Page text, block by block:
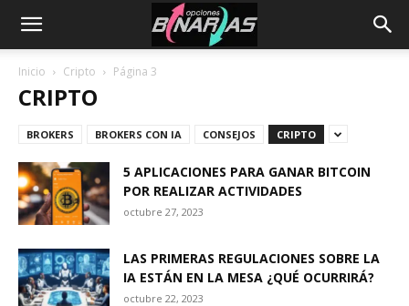
Inicio Cripto Página 3
CRIPTO
BROKERS BROKERS CON IA CONSEJOS CRIPTO
5 APLICACIONES PARA GANAR BITCOIN
POR REALIZAR ACTIVIDADES
octubre 27, 2023
LAS PRIMERAS REGULACIONES SOBRE LA
IA ESTÁN EN LA MESA ¿QUÉ OCURRIRÁ?
octubre 22, 2023